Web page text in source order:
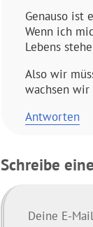
Genauso ist
Wenn ich
Lebens
Also wir
wachsen
Antworten
Schreibe
Deine E-